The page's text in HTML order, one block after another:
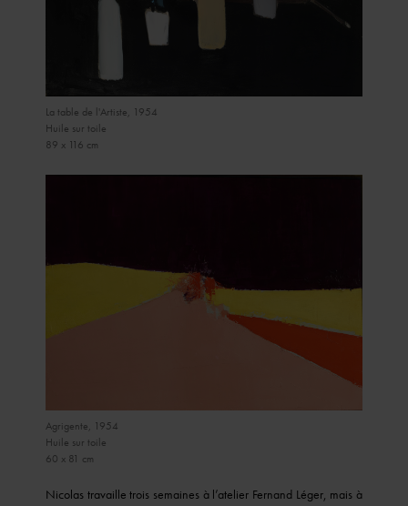
La table de l'Artiste, 1954
Huile sur toile
89 x 116 cm
Agrigente, 1954
Huile sur toile
60 x 81 cm
Nicolas travaille trois semaines à l’atelier Fernand Léger, mais à